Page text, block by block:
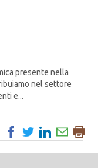
presente nella
nel settore
e...